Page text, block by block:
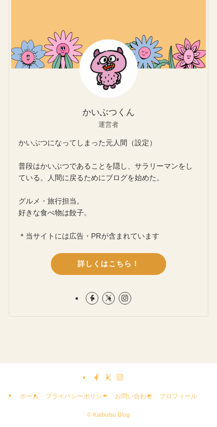
かいぶつくん
運営者
かいぶつになってしまった元人間（設定）
普段はかいぶつであることを隠し、サラリーマンをし
ている。人間に戻るためにブログを始めた。
グルメ・旅行担当。
好きな食べ物は餃子。
＊当サイトには広告・PRが含まれています
詳しくはこちら！
ホーム プライバシーポリシー お問い合わせ プロフィール
© Kaibutsu Blog